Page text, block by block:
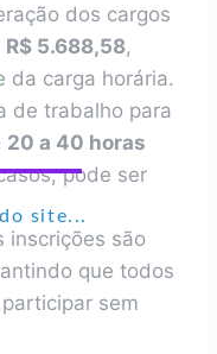
site...
dos cargos
R$ 5.688,58,
da carga horária.
de trabalho para
20 a 40 horas
pode ser
inscrições são
que todos
sem